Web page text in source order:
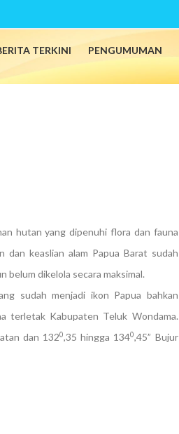
TERKINI PENGUMUMAN
hutan yang dipenuhi flora dan fauna
dan keaslian alam Papua Barat sudah
belum dikelola secara maksimal.
sudah menjadi ikon Papua bahkan
terletak Kabupaten Teluk Wondama.
dan 1320,35 hingga 1340,45” Bujur